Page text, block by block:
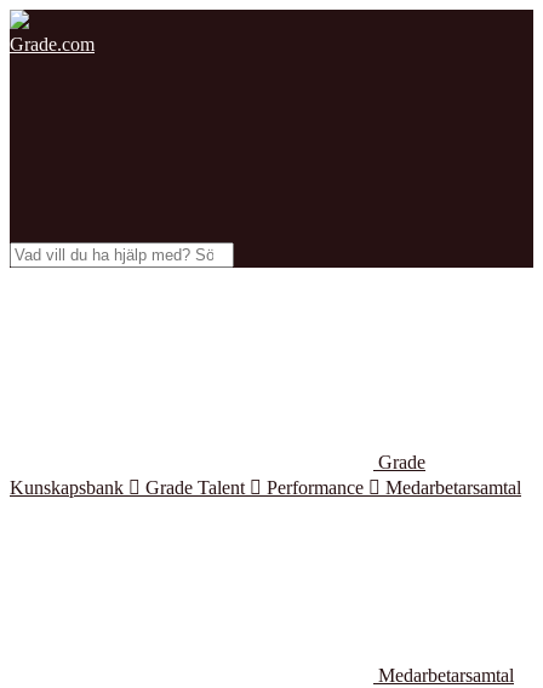
Grade.com
Grade
Kunskapsbank  Grade Talent  Performance  Medarbetarsamtal
Medarbetarsamtal